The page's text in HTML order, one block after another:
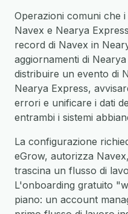
Operazioni comuni che
Navex e Nearya
record di Navex in
aggiornamenti di
distribuire un evento di
Nearya Express,
errori e unificare i dati
entrambi i sistemi
La configurazione
eGrow, autorizza
trascina un flusso di
L'onboarding gratuito
piano: un account